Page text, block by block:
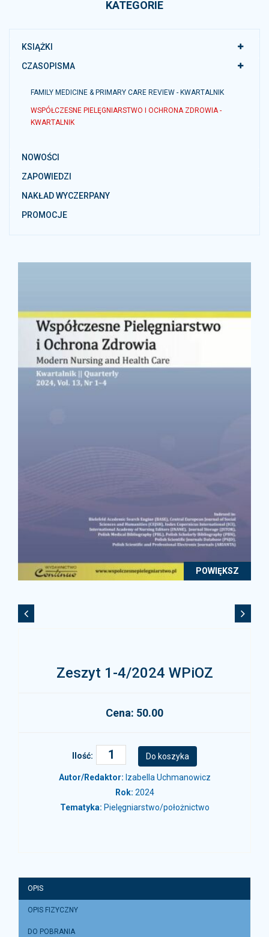
KATEGORIE
KSIĄŻKI
CZASOPISMA
FAMILY MEDICINE & PRIMARY CARE REVIEW - KWARTALNIK
WSPÓŁCZESNE PIELĘGNIARSTWO I OCHRONA ZDROWIA -
KWARTALNIK
NOWOŚCI
ZAPOWIEDZI
NAKŁAD WYCZERPANY
PROMOCJE
POWIĘKSZ
Zeszyt 1-4/2024 WPiOZ
Cena: 50.00
Ilość:
Autor/Redaktor: Izabella Uchmanowicz
Rok: 2024
Tematyka: Pielęgniarstwo/położnictwo
OPIS
OPIS FIZYCZNY
DO POBRANIA